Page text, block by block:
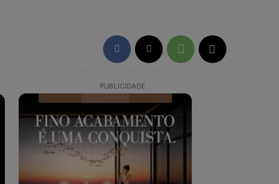
PUBLICIDADE